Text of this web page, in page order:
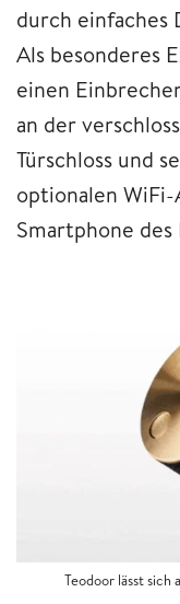
durch
Als besonderes
einen
an der
Türschloss und
optionalen WiFi-
Smartphone des
Teodoor lässt